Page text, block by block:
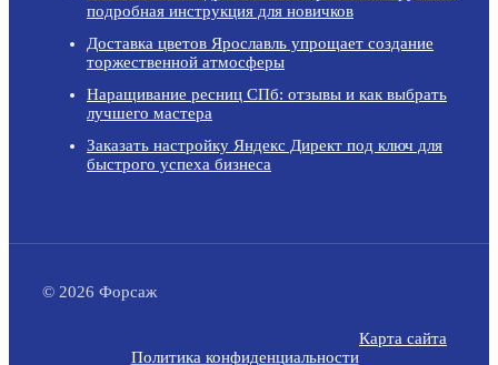
подробная инструкция для новичков
Доставка цветов Ярославль упрощает создание
торжественной атмосферы
Наращивание ресниц СПб: отзывы и как выбрать
лучшего мастера
Заказать настройку Яндекс Директ под ключ для
быстрого успеха бизнеса
© 2026 Форсаж
Карта сайта
Политика конфиденциальности